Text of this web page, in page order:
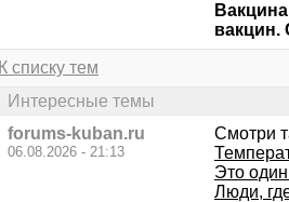
вакцин.
К списку тем
Интересные темы
forums-kuban.ru
06.08.2026 - 21:13
Смотри
Это
Люди,